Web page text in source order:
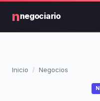
nnegociario
Inicio Negocios